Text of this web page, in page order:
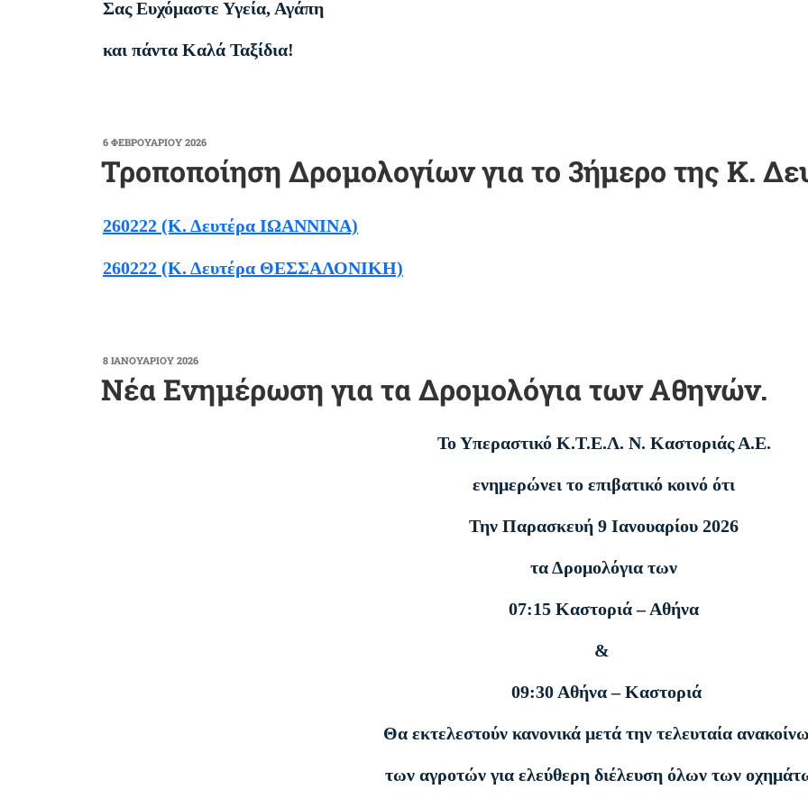
Σας Ευχόμαστε Υγεία, Αγάπη
και πάντα Καλά Ταξίδια!
ΔΗΜΟΣΙΕΎΤΗΚΕ
6 ΦΕΒΡΟΥΑΡΊΟΥ 2026
Τροποποίηση Δρομολογίων για το 3ήμερο της Κ.
260222 (Κ. Δευτέρα ΙΩΑΝΝΙΝΑ)
260222 (Κ. Δευτέρα ΘΕΣΣΑΛΟΝΙΚΗ)
ΔΗΜΟΣΙΕΎΤΗΚΕ
8 ΙΑΝΟΥΑΡΊΟΥ 2026
Νέα Ενημέρωση για τα Δρομολόγια των Αθηνών.
Το Υπεραστικό Κ.Τ.Ε.Λ. Ν. Καστοριάς Α.Ε.
ενημερώνει το επιβατικό κοινό ότι
Την Παρασκευή 9 Ιανουαρίου 2026
τα Δρομολόγια των
07:15 Καστοριά – Αθήνα
&
09:30 Αθήνα – Καστοριά
Θα εκτελεστούν κανονικά μετά την τελευταία
των αγροτών για ελεύθερη διέλευση όλων των